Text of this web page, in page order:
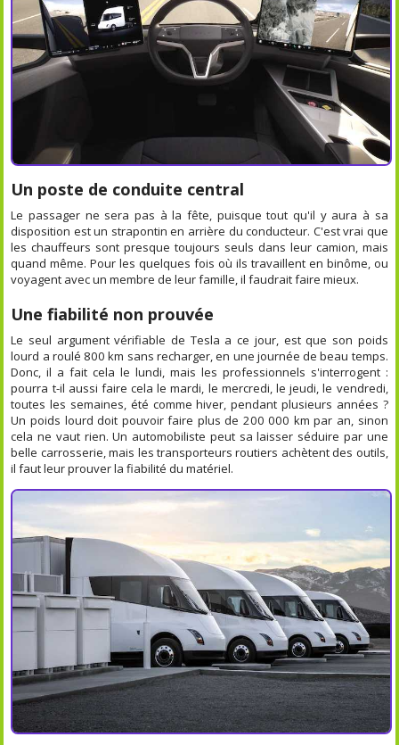
Un poste de conduite central
Le passager ne sera pas à la fête, puisque tout qu'il y aura à sa
disposition est un strapontin en arrière du conducteur. C'est vrai que
les chauffeurs sont presque toujours seuls dans leur camion, mais
quand même. Pour les quelques fois où ils travaillent en binôme, ou
voyagent avec un membre de leur famille, il faudrait faire mieux.
Une fiabilité non prouvée
Le seul argument vérifiable de Tesla a ce jour, est que son poids
lourd a roulé 800 km sans recharger, en une journée de beau temps.
Donc, il a fait cela le lundi, mais les professionnels s'interrogent :
pourra t-il aussi faire cela le mardi, le mercredi, le jeudi, le vendredi,
toutes les semaines, été comme hiver, pendant plusieurs années ?
Un poids lourd doit pouvoir faire plus de 200 000 km par an, sinon
cela ne vaut rien. Un automobiliste peut sa laisser séduire par une
belle carrosserie, mais les transporteurs routiers achètent des outils,
il faut leur prouver la fiabilité du matériel.